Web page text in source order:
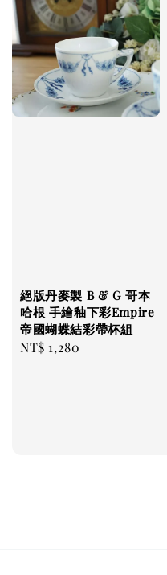
絕版丹麥製 B & G 哥本
哈根 手繪釉下彩Empire
帝國蝴蝶結彩帶杯組
Regular
NT$ 1,280